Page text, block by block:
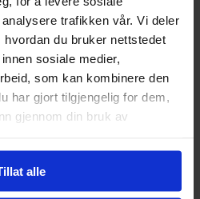
trafikken vår. Vi deler
du bruker nettstedet
sosiale medier,
som kan kombinere den
har gjort tilgjengelig for dem,
gjennom din bruk av
alle
Kina
Eventyr
Pathfinder RPG 2nd Edition
Paizo Publishing
Paizo Publishing